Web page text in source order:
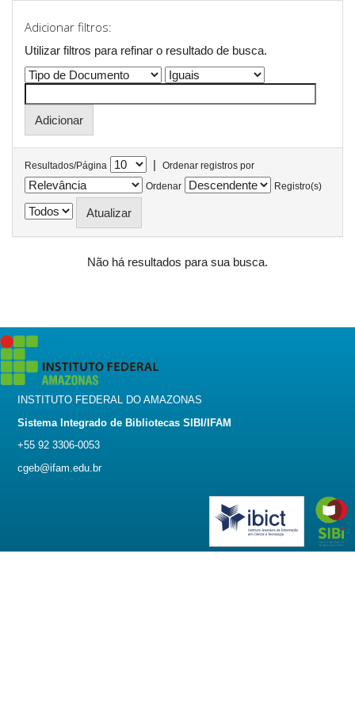
Adicionar filtros:
Utilizar filtros para refinar o resultado de busca.
Resultados/Página |
Ordenar registros por
Ordenar
Registro(s)
Não há resultados para sua busca.
INSTITUTO FEDERAL DO AMAZONAS
Sistema Integrado de Bibliotecas SIBI/IFAM
+55 92 3306-0053
cgeb@ifam.edu.br